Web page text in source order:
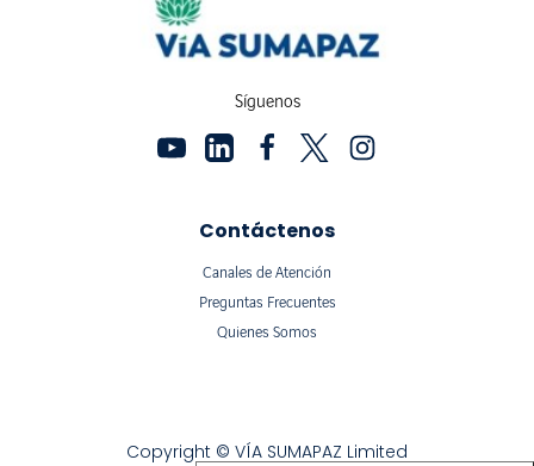
Síguenos
Contáctenos
Canales de Atención
Preguntas Frecuentes
Quienes Somos
Copyright © VÍA SUMAPAZ Limited